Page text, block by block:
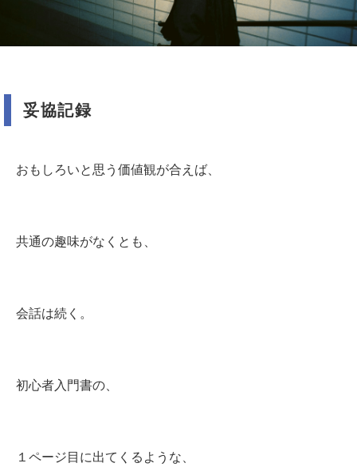
妥協記録
おもしろいと思う価値観が合えば、
共通の趣味がなくとも、
会話は続く。
初心者入門書の、
１ページ目に出てくるような、